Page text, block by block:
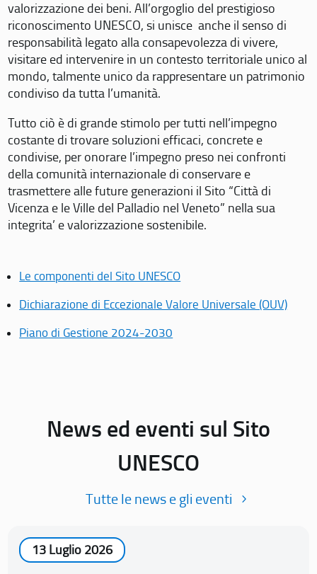
valorizzazione dei beni. All’orgoglio del prestigioso
riconoscimento UNESCO, si unisce anche il senso di
responsabilità legato alla consapevolezza di vivere,
visitare ed intervenire in un contesto territoriale unico al
mondo, talmente unico da rappresentare un patrimonio
condiviso da tutta l’umanità.
Tutto ciò è di grande stimolo per tutti nell’impegno
costante di trovare soluzioni efficaci, concrete e
condivise, per onorare l’impegno preso nei confronti
della comunità internazionale di conservare e
trasmettere alle future generazioni il Sito “Città di
Vicenza e le Ville del Palladio nel Veneto” nella sua
integrita’ e valorizzazione sostenibile.
Le componenti del Sito UNESCO
Dichiarazione di Eccezionale Valore Universale (OUV)
Piano di Gestione 2024-2030
News ed eventi sul Sito
UNESCO
Tutte le news e gli eventi
13 Luglio 2026